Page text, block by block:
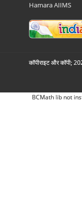
Hamara AIIMS
कॉपीराइट और कॉपी;
BCMath lib not